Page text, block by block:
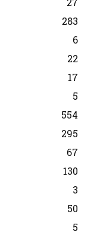
283
6
22
17
5
554
295
67
130
3
50
5